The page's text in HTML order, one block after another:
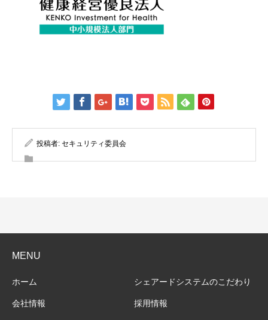
投稿者: セキュリティ委員会
MENU
ホーム シェアードシステムのこだわり
会社情報 採用情報